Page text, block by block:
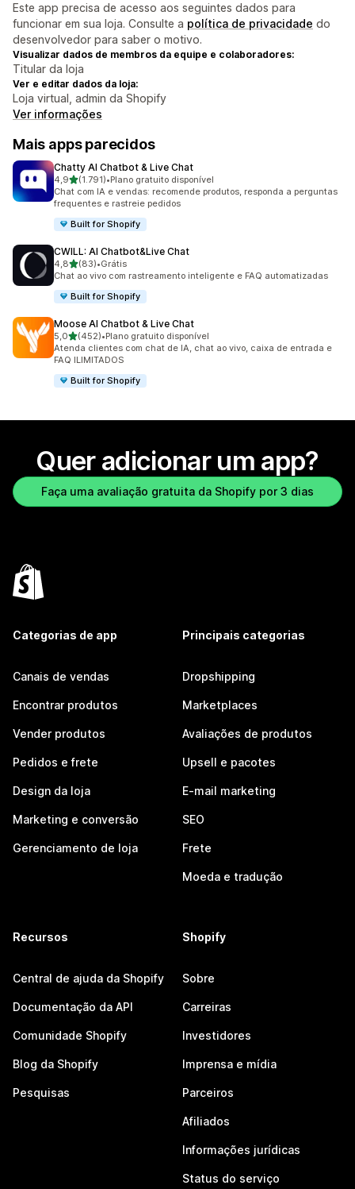
Este app precisa de acesso aos seguintes dados para
funcionar em sua loja. Consulte a política de privacidade do
desenvolvedor para saber o motivo.
Visualizar dados de membros da equipe e colaboradores:
Titular da loja
Ver e editar dados da loja:
Loja virtual, admin da Shopify
Ver informações
Mais apps parecidos
Chatty AI Chatbot & Live Chat
4,9de 5 estrelas
(1.791)
1791 avaliações ao todo
•Plano gratuito disponível
Chat com IA e vendas: recomende produtos, responda a perguntas
frequentes e rastreie pedidos
Built for Shopify
CWILL: AI Chatbot&Live Chat
4,8de 5 estrelas
(83)
83 avaliações ao todo
•Grátis
Chat ao vivo com rastreamento inteligente e FAQ automatizadas
Built for Shopify
Moose AI Chatbot & Live Chat
5,0de 5 estrelas
(452)
452 avaliações ao todo
•Plano gratuito disponível
Atenda clientes com chat de IA, chat ao vivo, caixa de entrada e
FAQ ILIMITADOS
Built for Shopify
Quer adicionar um app?
Faça uma avaliação gratuita da Shopify por 3 dias
Categorias de app
Canais de vendas
Encontrar produtos
Vender produtos
Pedidos e frete
Design da loja
Marketing e conversão
Gerenciamento de loja
Principais categorias
Dropshipping
Marketplaces
Avaliações de produtos
Upsell e pacotes
E-mail marketing
SEO
Frete
Moeda e tradução
Recursos
Central de ajuda da Shopify
Documentação da API
Comunidade Shopify
Blog da Shopify
Pesquisas
Shopify
Sobre
Carreiras
Investidores
Imprensa e mídia
Parceiros
Afiliados
Informações jurídicas
Status do serviço